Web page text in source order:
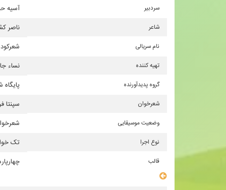
سردبیر آسیه
شاعر ناصر
نام سریالی
تهیه کننده نساء
گروه پدیدآورنده
شعرخوان سپنتا
وضعیت موسیقایی
نوع اجرا تک
قالب